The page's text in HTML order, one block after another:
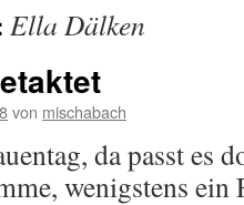
Ella Dälken
von mischabach
da passt es
wenigstens ein